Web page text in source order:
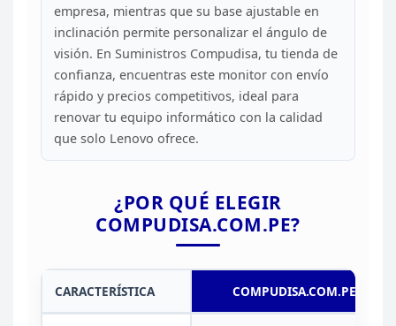
empresa, mientras que su base ajustable en
inclinación permite personalizar el ángulo de
visión. En Suministros Compudisa, tu tienda de
confianza, encuentras este monitor con envío
rápido y precios competitivos, ideal para
renovar tu equipo informático con la calidad
que solo Lenovo ofrece.
¿POR QUÉ ELEGIR
COMPUDISA.COM.PE?
CARACTERÍSTICA COMPUDISA.COM.PE